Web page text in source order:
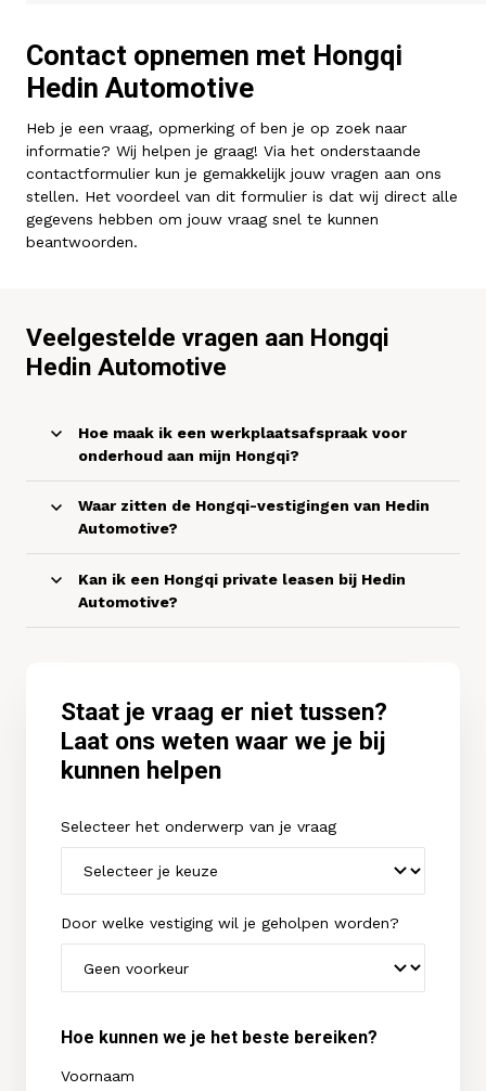
Land
Nederland
Taal
Nederlands
Contact opnemen met Hongqi
Hedin Automotive
Heb je een vraag, opmerking of ben je op zoek naar
informatie? Wij helpen je graag! Via het onderstaande
contactformulier kun je gemakkelijk jouw vragen aan ons
stellen. Het voordeel van dit formulier is dat wij direct alle
gegevens hebben om jouw vraag snel te kunnen
beantwoorden.
Veelgestelde vragen aan Hongqi
Hedin Automotive
Hoe maak ik een werkplaatsafspraak voor
onderhoud aan mijn Hongqi?
Waar zitten de Hongqi-vestigingen van Hedin
Automotive?
Kan ik een Hongqi private leasen bij Hedin
Automotive?
Staat je vraag er niet tussen?
Laat ons weten waar we je bij
kunnen helpen
Selecteer het onderwerp van je vraag
Door welke vestiging wil je geholpen worden?
Hoe kunnen we je het beste bereiken?
Voornaam